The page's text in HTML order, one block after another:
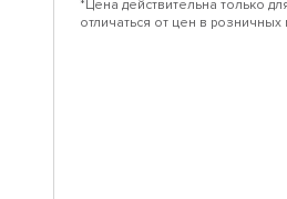
*Цена действительна только
отличаться от цен в розничных